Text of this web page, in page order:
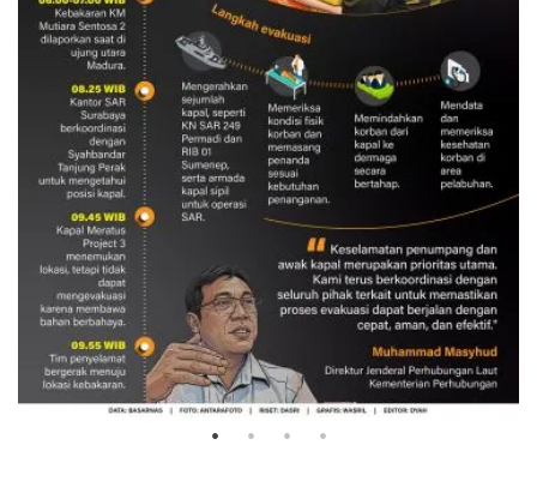
Evakuasi korban kebakaran KM
Mutiara Sentosa 2
3 Agustus 2026